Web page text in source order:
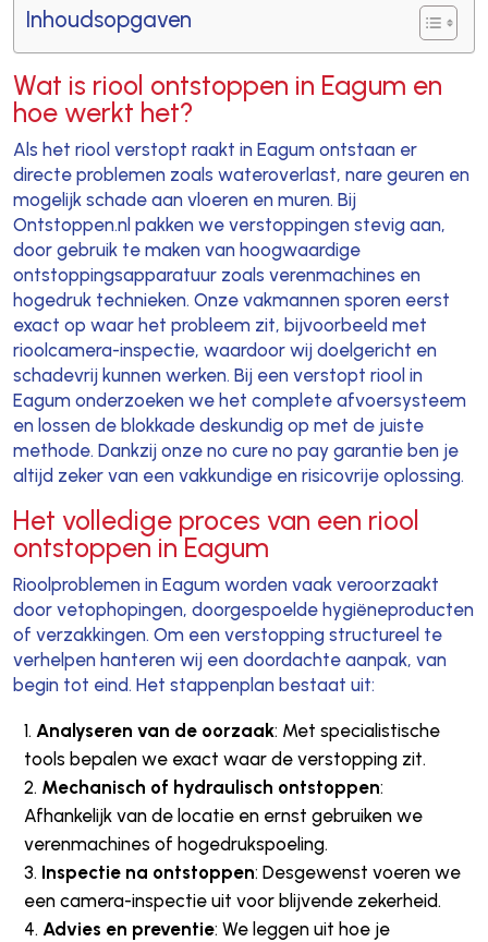
Inhoudsopgaven
Wat is riool ontstoppen in Eagum en
hoe werkt het?
Als het riool verstopt raakt in Eagum ontstaan er
directe problemen zoals wateroverlast, nare geuren en
mogelijk schade aan vloeren en muren. Bij
Ontstoppen.nl pakken we verstoppingen stevig aan,
door gebruik te maken van hoogwaardige
ontstoppingsapparatuur zoals verenmachines en
hogedruk technieken. Onze vakmannen sporen eerst
exact op waar het probleem zit, bijvoorbeeld met
rioolcamera-inspectie, waardoor wij doelgericht en
schadevrij kunnen werken. Bij een verstopt riool in
Eagum onderzoeken we het complete afvoersysteem
en lossen de blokkade deskundig op met de juiste
methode. Dankzij onze no cure no pay garantie ben je
altijd zeker van een vakkundige en risicovrije oplossing.
Het volledige proces van een riool
ontstoppen in Eagum
Rioolproblemen in Eagum worden vaak veroorzaakt
door vetophopingen, doorgespoelde hygiëneproducten
of verzakkingen. Om een verstopping structureel te
verhelpen hanteren wij een doordachte aanpak, van
begin tot eind. Het stappenplan bestaat uit:
Analyseren van de oorzaak: Met specialistische
tools bepalen we exact waar de verstopping zit.
Mechanisch of hydraulisch ontstoppen:
Afhankelijk van de locatie en ernst gebruiken we
verenmachines of hogedrukspoeling.
Inspectie na ontstoppen: Desgewenst voeren we
een camera-inspectie uit voor blijvende zekerheid.
Advies en preventie: We leggen uit hoe je